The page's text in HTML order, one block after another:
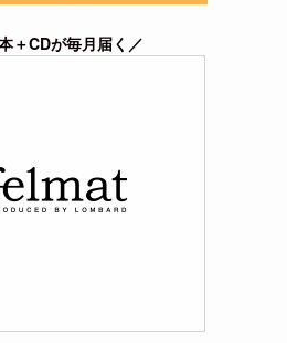
＋CDが毎月届く／